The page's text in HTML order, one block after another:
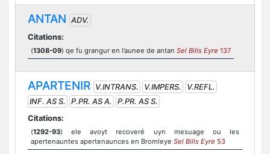
ANTAN ADV.
Citations:
(1308-09) qe fu grangur en l’aunee de antan Sel Bills Eyre 137
APARTENIR V.INTRANS. V.IMPERS.
V.REFL.
INF. AS S.
P.PR. AS A.
P.PR. AS S.
Citations:
(1292-93) ele avoyt recoveré uyn mesuage ou les
apertenauntes apertenaunces en Bromleye Sel Bills Eyre 53